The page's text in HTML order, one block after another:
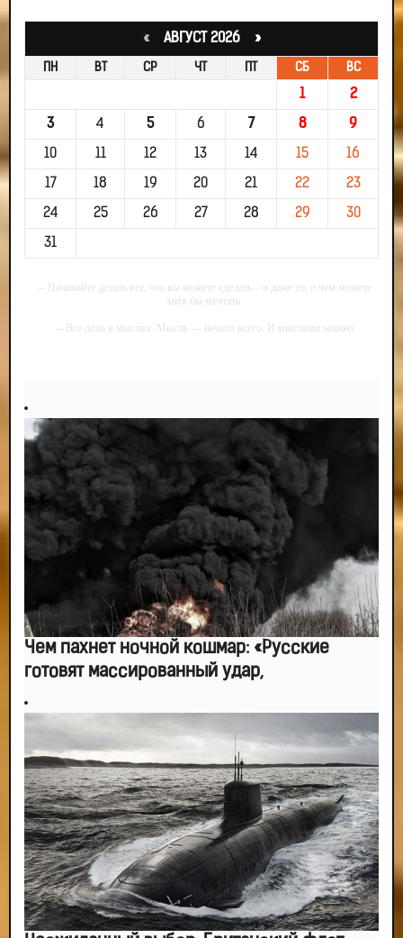
«АВГУСТ 2026 »
ПН ВТ СР ЧТ ПТ СБ ВС
1 2
3 4 5 6 7 8 9
10 11 12 13 14 15 16
17 18 19 20 21 22 23
24 25 26 27 28 29 30
31
-- Начинайте делать все, что вы можете сделать – и даже то, о чем можете
хотя бы мечтать.
-- Все дело в мыслях. Мысль — начало всего. И мыслями можно
-- Самое большое богатство — это ум. Самая большая нищета — глупость.
Из всех страхов самый пугающий — самолюбование.
-- Лучшее, что можно сделать с хорошим советом, это пропустить его
мимо ушей. Он никогда не бывает полезен никому, кроме того, кто его дал.
-- Люблю давать советы и очень не люблю, когда их дают мне.
Чем пахнет ночной кошмар: «Русские
готовят массированный удар,